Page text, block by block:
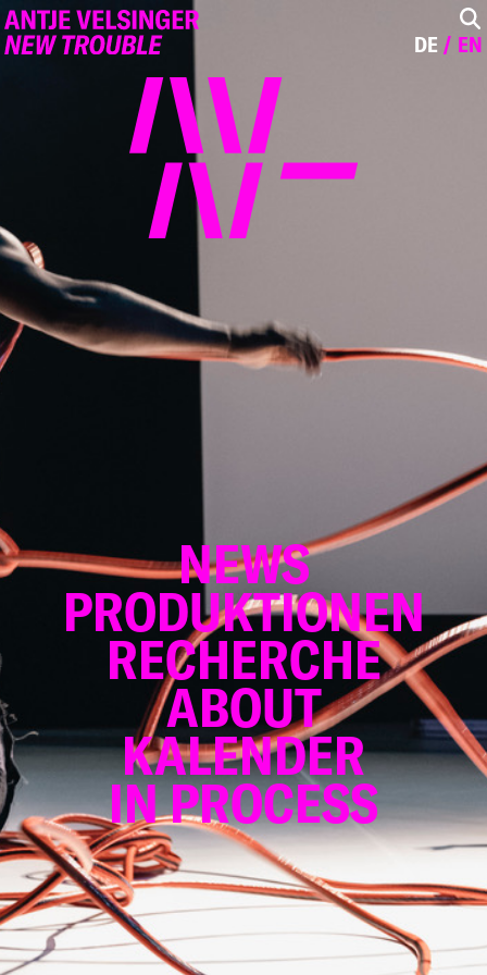
DE EN
NEWS
PRODUKTIONEN
RECHERCHE
ABOUT
KALENDER
IN PROCESS